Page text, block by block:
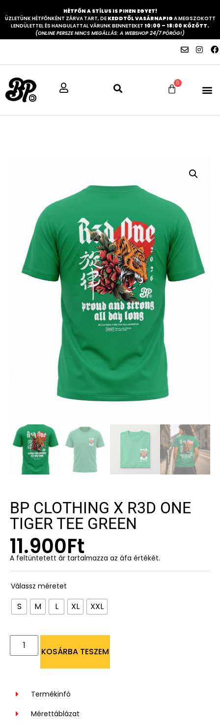
HÉTFŐN A STÍLUS IS PIHEN EGYET!
ÜZLETÜNK HÉTFŐNKÉNT ZÁRVA TART, DE KEDDTŐL VASÁRNAPIG A MEGSZOKOTT
LENDÜLETTEL ÉS HANGULATTAL VÁRUNK BENNETEKET 10:00 – 18:00 KÖZÖTT.
(ONLINE PERSZE NINCS MEGÁLLÁS: A WEBSHOP 24/7 PÖRÖG!)
0
BP CLOTHING X R3D ONE
TIGER TEE GREEN
11.900Ft
A feltüntetett ár tartalmazza az áfa értékét.
Válassz méretet
S M L XL XXL
KOSÁRBA TESZEM
Termékinfó
Mérettáblázat